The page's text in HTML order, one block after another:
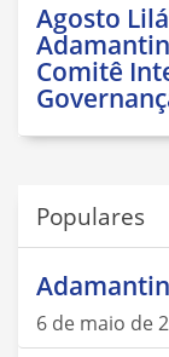
Agosto
Comitê
Populares
6 de maio de